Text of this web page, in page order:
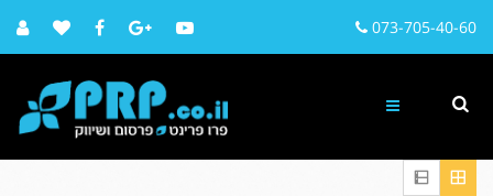
073-705-40-60